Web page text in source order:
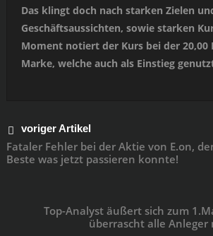
Das klingt doch nach starken Zielen
Geschäftsaussichten, sowie starken
Moment notiert der Kurs bei der 20,00
Marke, welche auch als Einstieg
voriger Artikel
Fataler Fehler bei der Aktie von E.on,
Beste was jetzt passieren konnte!
Top-Analyst äußert sich zum
überrascht alle Anleger